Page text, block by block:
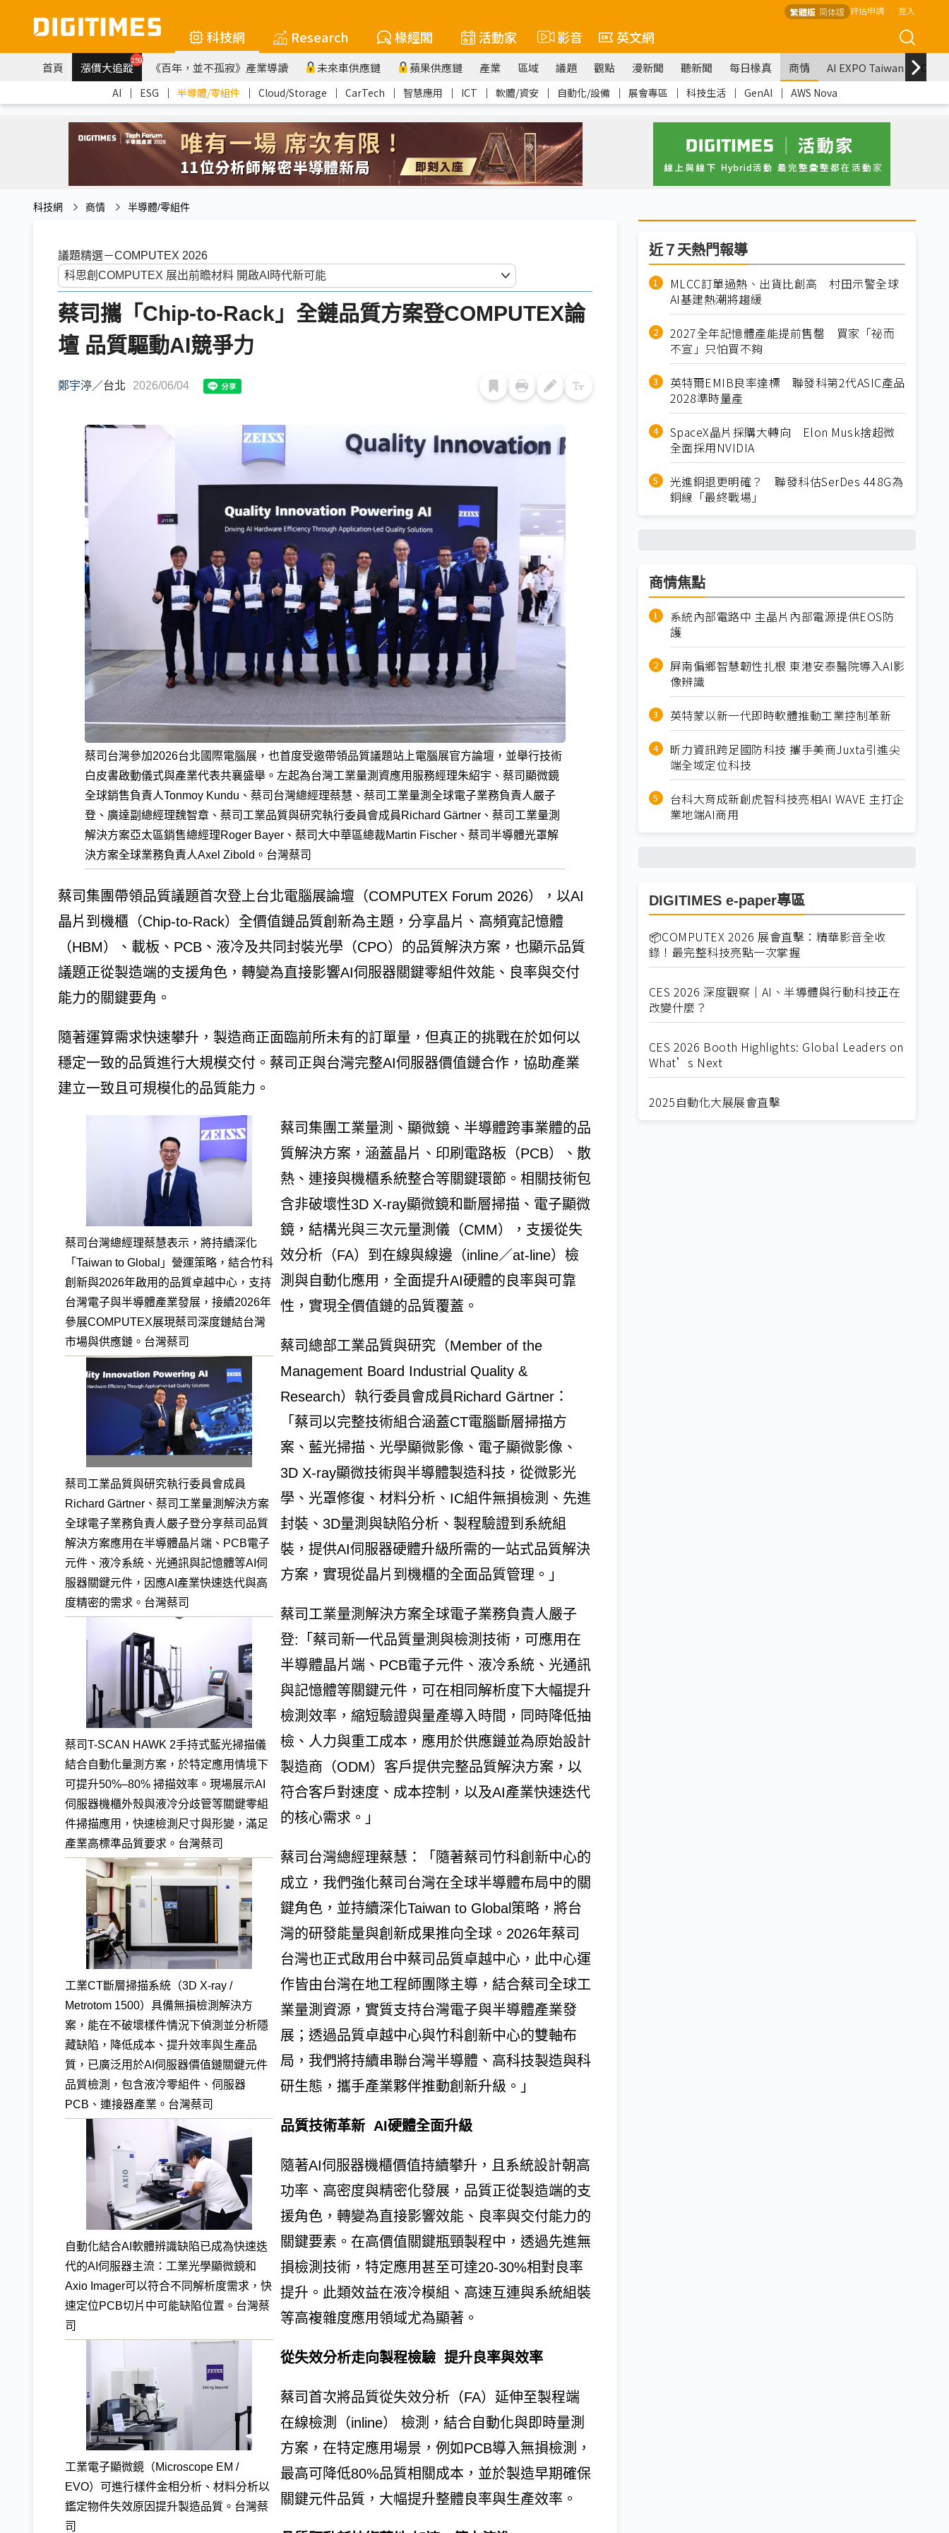
繁體版 简体版 評估申請 登入
科技網 Research 椽經閣 活動家 影音 英文網
首頁 漲價大追蹤259 《百年，並不孤寂》產業導讀 未來車供應鏈 蘋果供應鏈 產業 區域 議題 觀點 漫新聞 聽新聞 每日椽真 商情 AI EXPO Taiwan
AI ｜ ESG ｜ 半導體/零組件 ｜ Cloud/Storage ｜ CarTech ｜ 智慧應用 ｜ ICT ｜ 軟體/資安 ｜ 自動化/設備 ｜ 展會專區 ｜ 科技生活 ｜ GenAI ｜ AWS Nova
科技網 商情 半導體/零組件
議題精選－COMPUTEX 2026
蔡司攜「Chip-to-Rack」全鏈品質方案登COMPUTEX論
壇 品質驅動AI競爭力
鄭宇渟／台北 2026/06/04
蔡司台灣參加2026台北國際電腦展，也首度受邀帶領品質議題站上電腦展官方論壇，並舉行技術
白皮書啟動儀式與產業代表共襄盛舉。左起為台灣工業量測資應用服務經理朱紹宇、蔡司顯微鏡
全球銷售負責人Tonmoy Kundu、蔡司台灣總經理蔡慧、蔡司工業量測全球電子業務負責人嚴子
登、廣達副總經理魏智章、蔡司工業品質與研究執行委員會成員Richard Gärtner、蔡司工業量測
解決方案亞太區銷售總經理Roger Bayer、蔡司大中華區總裁Martin Fischer、蔡司半導體光罩解
決方案全球業務負責人Axel Zibold。台灣蔡司
蔡司集團帶領品質議題首次登上台北電腦展論壇（COMPUTEX Forum 2026），以AI
晶片到機櫃（Chip-to-Rack）全價值鏈品質創新為主題，分享晶片、高頻寬記憶體
（HBM）、載板、PCB、液冷及共同封裝光學（CPO）的品質解決方案，也顯示品質
議題正從製造端的支援角色，轉變為直接影響AI伺服器關鍵零組件效能、良率與交付
能力的關鍵要角。
隨著運算需求快速攀升，製造商正面臨前所未有的訂單量，但真正的挑戰在於如何以
穩定一致的品質進行大規模交付。蔡司正與台灣完整AI伺服器價值鏈合作，協助產業
建立一致且可規模化的品質能力。
蔡司台灣總經理蔡慧表示，將持續深化
「Taiwan to Global」營運策略，結合竹科
創新與2026年啟用的品質卓越中心，支持
台灣電子與半導體產業發展，接續2026年
參展COMPUTEX展現蔡司深度鏈結台灣
市場與供應鏈。台灣蔡司
蔡司工業品質與研究執行委員會成員
Richard Gärtner、蔡司工業量測解決方案
全球電子業務負責人嚴子登分享蔡司品質
解決方案應用在半導體晶片端、PCB電子
元件、液冷系統、光通訊與記憶體等AI伺
服器關鍵元件，因應AI產業快速迭代與高
度精密的需求。台灣蔡司
蔡司T-SCAN HAWK 2手持式藍光掃描儀
結合自動化量測方案，於特定應用情境下
可提升50%–80% 掃描效率。現場展示AI
伺服器機櫃外殼與液冷分歧管等關鍵零組
件掃描應用，快速檢測尺寸與形變，滿足
產業高標準品質要求。台灣蔡司
工業CT斷層掃描系統（3D X-ray /
Metrotom 1500）具備無損檢測解決方
案，能在不破壞樣件情況下偵測並分析隱
藏缺陷，降低成本、提升效率與生產品
質，已廣泛用於AI伺服器價值鏈關鍵元件
品質檢測，包含液冷零組件、伺服器
PCB、連接器產業。台灣蔡司
自動化結合AI軟體辨識缺陷已成為快速迭
代的AI伺服器主流：工業光學顯微鏡和
Axio Imager可以符合不同解析度需求，快
速定位PCB切片中可能缺陷位置。台灣蔡
司
工業電子顯微鏡（Microscope EM /
EVO）可進行樣件金相分析、材料分析以
鑑定物件失效原因提升製造品質。台灣蔡
司
蔡司集團工業量測、顯微鏡、半導體跨事業體的品
質解決方案，涵蓋晶片、印刷電路板（PCB）、散
熱、連接與機櫃系統整合等關鍵環節。相關技術包
含非破壞性3D X-ray顯微鏡和斷層掃描、電子顯微
鏡，結構光與三次元量測儀（CMM），支援從失
效分析（FA）到在線與線邊（inline／at-line）檢
測與自動化應用，全面提升AI硬體的良率與可靠
性，實現全價值鏈的品質覆蓋。
蔡司總部工業品質與研究（Member of the
Management Board Industrial Quality &
Research）執行委員會成員Richard Gärtner：
「蔡司以完整技術組合涵蓋CT電腦斷層掃描方
案、藍光掃描、光學顯微影像、電子顯微影像、
3D X-ray顯微技術與半導體製造科技，從微影光
學、光罩修復、材料分析、IC組件無損檢測、先進
封裝、3D量測與缺陷分析、製程驗證到系統組
裝，提供AI伺服器硬體升級所需的一站式品質解決
方案，實現從晶片到機櫃的全面品質管理。」
蔡司工業量測解決方案全球電子業務負責人嚴子
登:「蔡司新一代品質量測與檢測技術，可應用在
半導體晶片端、PCB電子元件、液冷系統、光通訊
與記憶體等關鍵元件，可在相同解析度下大幅提升
檢測效率，縮短驗證與量產導入時間，同時降低抽
檢、人力與重工成本，應用於供應鏈並為原始設計
製造商（ODM）客戶提供完整品質解決方案，以
符合客戶對速度、成本控制，以及AI產業快速迭代
的核心需求。」
蔡司台灣總經理蔡慧：「隨著蔡司竹科創新中心的
成立，我們強化蔡司台灣在全球半導體布局中的關
鍵角色，並持續深化Taiwan to Global策略，將台
灣的研發能量與創新成果推向全球。2026年蔡司
台灣也正式啟用台中蔡司品質卓越中心，此中心運
作皆由台灣在地工程師團隊主導，結合蔡司全球工
業量測資源，實質支持台灣電子與半導體產業發
展；透過品質卓越中心與竹科創新中心的雙軸布
局，我們將持續串聯台灣半導體、高科技製造與科
研生態，攜手產業夥伴推動創新升級。」
品質技術革新 AI硬體全面升級
隨著AI伺服器機櫃價值持續攀升，且系統設計朝高
功率、高密度與精密化發展，品質正從製造端的支
援角色，轉變為直接影響效能、良率與交付能力的
關鍵要素。在高價值關鍵瓶頸製程中，透過先進無
損檢測技術，特定應用甚至可達20-30%相對良率
提升。此類效益在液冷模組、高速互連與系統組裝
等高複雜度應用領域尤為顯著。
從失效分析走向製程檢驗 提升良率與效率
蔡司首次將品質從失效分析（FA）延伸至製程端
在線檢測（inline） 檢測，結合自動化與即時量測
方案，在特定應用場景，例如PCB導入無損檢測，
最高可降低80%品質相關成本，並於製造早期確保
關鍵元件品質，大幅提升整體良率與生產效率。
近７天熱門報導
MLCC訂單過熱、出貨比創高 村田示警全球
AI基建熱潮將趨緩
2027全年記憶體產能提前售罄 買家「祕而
不宣」只怕買不夠
英特爾EMIB良率達標 聯發科第2代ASIC產品
2028準時量產
SpaceX晶片採購大轉向 Elon Musk捨超微
全面採用NVIDIA
光進銅退更明確？ 聯發科估SerDes 448G為
銅線「最終戰場」
商情焦點
系統內部電路中 主晶片內部電源提供EOS防
護
屏南偏鄉智慧韌性扎根 東港安泰醫院導入AI影
像辨識
英特蒙以新一代即時軟體推動工業控制革新
昕力資訊跨足國防科技 攜手美商Juxta引進尖
端全域定位科技
台科大育成新創虎智科技亮相AI WAVE 主打企
業地端AI商用
DIGITIMES e-paper專區
📦COMPUTEX 2026 展會直擊：精華影音全收
錄！最完整科技亮點一次掌握
CES 2026 深度觀察｜AI、半導體與行動科技正在
改變什麼？
CES 2026 Booth Highlights: Global Leaders on
What’s Next
2025自動化大展展會直擊